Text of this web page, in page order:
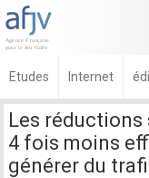
Etudes Internet
Les réductions
4 fois moins
générer du